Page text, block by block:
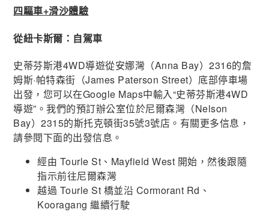
四驅車+滑沙體驗
從紐卡斯爾：自駕車
史蒂芬斯港4WD導遊從安娜灣（Anna Bay）2316的詹
姆斯·帕特森街（James Paterson Street）底部停車場
出發，您可以在Google Maps中輸入“史蒂芬斯港4WD
導遊”。我們的預訂辦公室位於尼爾森灣（Nelson
Bay）2315的斯托克頓街35號3號店。有關更多信息，
請參閱下面的出發信息。
經由 Tourle St、Mayfield West 開始，然後跟隨
指示前往尼爾森灣
越過 Tourle St 橋並沿 Cormorant Rd、
Kooragang 繼續行駛